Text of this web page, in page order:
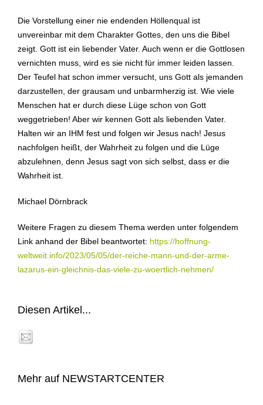
Die Vorstellung einer nie endenden Höllenqual ist
unvereinbar mit dem Charakter Gottes, den uns die Bibel
zeigt. Gott ist ein liebender Vater. Auch wenn er die Gottlosen
vernichten muss, wird es sie nicht für immer leiden lassen.
Der Teufel hat schon immer versucht, uns Gott als jemanden
darzustellen, der grausam und unbarmherzig ist. Wie viele
Menschen hat er durch diese Lüge schon von Gott
weggetrieben! Aber wir kennen Gott als liebenden Vater.
Halten wir an IHM fest und folgen wir Jesus nach! Jesus
nachfolgen heißt, der Wahrheit zu folgen und die Lüge
abzulehnen, denn Jesus sagt von sich selbst, dass er die
Wahrheit ist.
Michael Dörnbrack
Weitere Fragen zu diesem Thema werden unter folgendem
Link anhand der Bibel beantwortet: https://hoffnung-
weltweit.info/2023/05/05/der-reiche-mann-und-der-arme-
lazarus-ein-gleichnis-das-viele-zu-woertlich-nehmen/
Diesen Artikel...
Mehr auf NEWSTARTCENTER